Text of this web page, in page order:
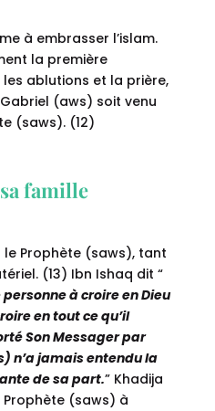
à embrasser l’islam.
la première
ablutions et la prière,
(aws) soit venu
(saws). (12)
famille
le Prophète (saws), tant
(13) Ibn Ishaq dit “
à croire en Dieu
en tout ce qu’il
Son Messager par
n’a jamais entendu la
de sa part.” Khadija
(saws) à